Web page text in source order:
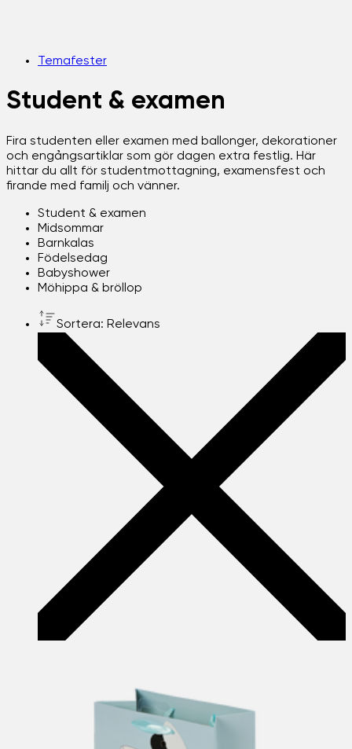
Temafester
Student & examen
Fira studenten eller examen med ballonger, dekorationer
och engångsartiklar som gör dagen extra festlig. Här
hittar du allt för studentmottagning, examensfest och
firande med familj och vänner.
Student & examen
Midsommar
Barnkalas
Födelsedag
Babyshower
Möhippa & bröllop
Sortera: Relevans